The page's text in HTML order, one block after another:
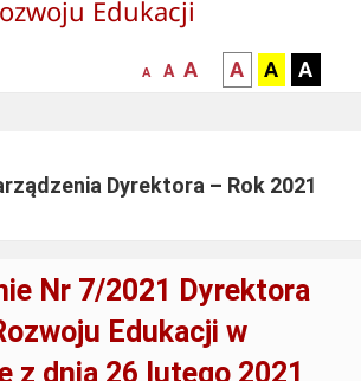
Edukacji
mniejsza
A
normalna
A
większa-
czcionka
A
kontrast
czarny
tle
A
kontrast
czarny
tle
A
żółty
tle
A
Dyrektora – Rok 2021
Nr 7/2021 Dyrektora
Edukacji w
z dnia 26 lutego 2021